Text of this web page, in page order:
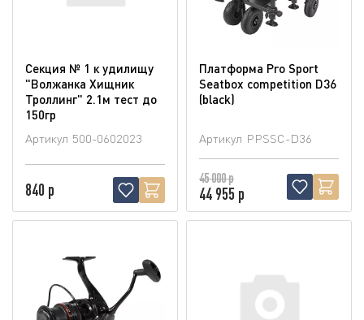
Секция № 1 к удилищу
"Волжанка Хищник
Троллинг" 2.1м тест до
150гр
Артикул 500-0602023
840 р
Платформа Pro Sport
Seatbox competition D36
(blaсk)
Артикул PPSSC-D36
45 000 р
44 955 р